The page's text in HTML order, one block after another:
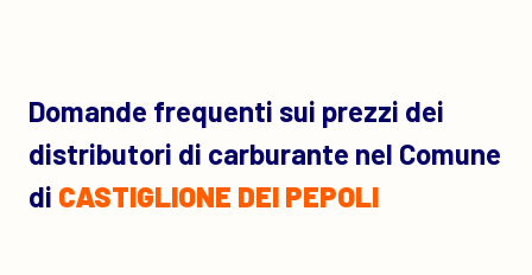
Domande frequenti sui prezzi dei
distributori di carburante nel Comune
di CASTIGLIONE DEI PEPOLI